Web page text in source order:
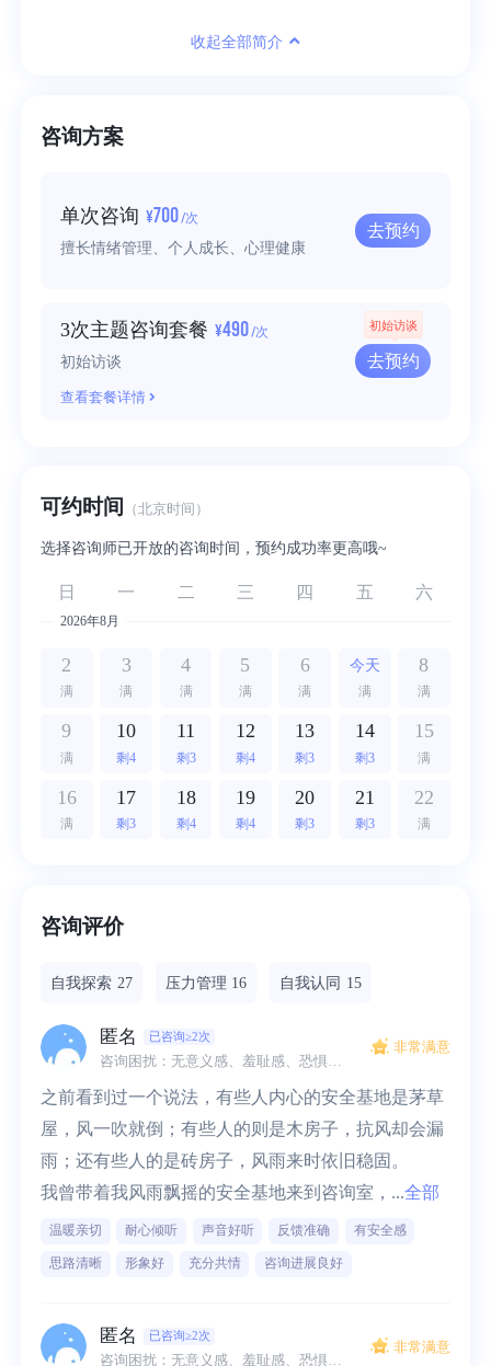
收起全部简介
咨询方案
单次咨询 ¥700 /次
擅长情绪管理、个人成长、心理健康
去预约
3次主题咨询套餐 ¥490 /次
初始访谈
查看套餐详情
去预约
初始访谈
可约时间 （北京时间）
选择咨询师已开放的咨询时间，预约成功率更高哦~
日 一 二 三 四 五 六
2026年8月
2
满
3
满
4
满
5
满
6
满
今天
满
8
满
9
满
10
剩4
11
剩3
12
剩4
13
剩3
14
剩3
15
满
16
满
17
剩3
18
剩4
19
剩4
20
剩3
21
剩3
22
满
咨询评价
自我探索 27 压力管理 16 自我认同 15
匿名 已咨询≥2次
非常满意
之前看到过一个说法，有些人内心的安全基地是茅草
屋，风一吹就倒；有些人的则是木房子，抗风却会漏
雨；还有些人的是砖房子，风雨来时依旧稳固。
我曾带着我风雨飘摇的安全基地来到咨询室，...全部
温暖亲切 耐心倾听 声音好听 反馈准确 有安全感
思路清晰 形象好 充分共情 咨询进展良好
匿名 已咨询≥2次
咨询困扰：无意义感、羞耻感、恐惧、内心冲突、自我探索、性格缺陷、睡眠问题、心理创伤、情绪低落
非常满意